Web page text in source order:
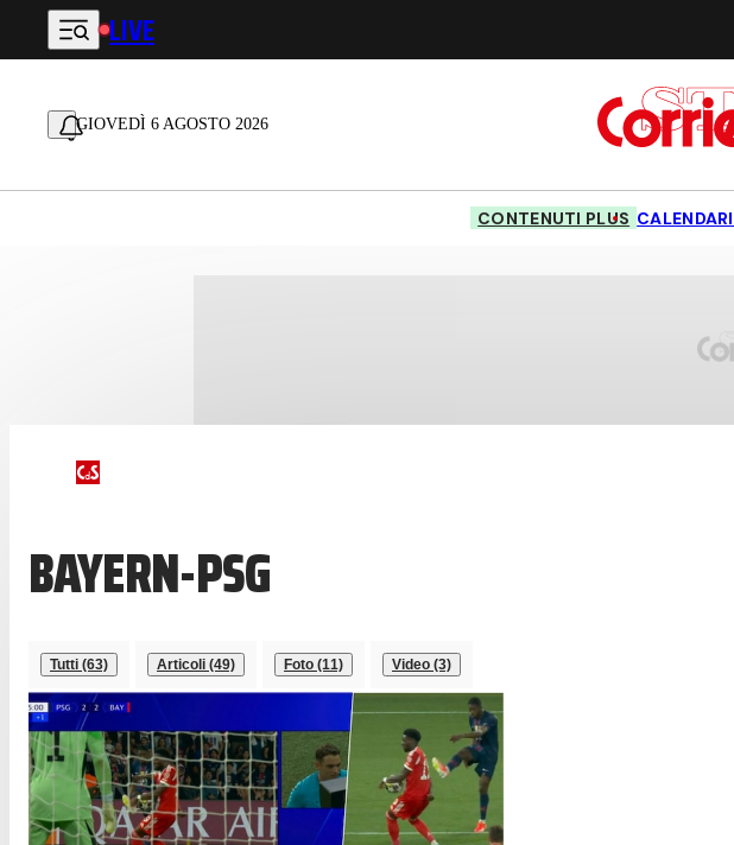
Vai al contenuto principale
LIVE
GIOVEDÌ 6 AGOSTO 2026
CONTENUTI PLUS
BAYERN-PSG
Tutti (63) Articoli (49) Foto (11) Video (3)